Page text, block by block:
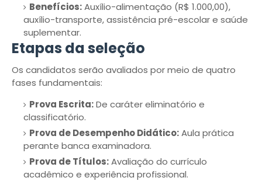
Benefícios:Auxílio-alimentação (R$ 1.000,00),
auxílio-transporte, assistência pré-escolar e saúde
suplementar.
Etapas da seleção
Os candidatos serão avaliados por meio de quatro
fases fundamentais:
Prova Escrita:De caráter eliminatório e
classificatório.
Prova de Desempenho Didático:Aula prática
perante banca examinadora.
Prova de Títulos:Avaliação do currículo
acadêmico e experiência profissional.